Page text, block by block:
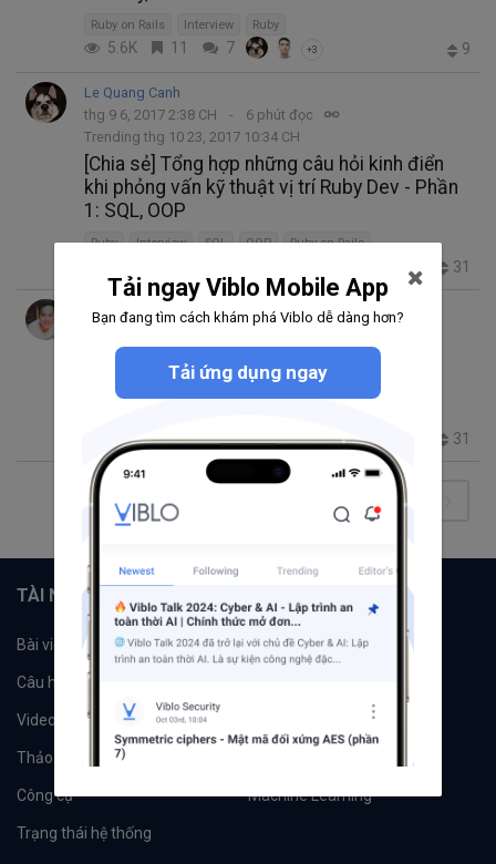
Ruby on Rails Interview Ruby
5.6K 11 7 +3 9
Le Quang Canh
thg 9 6, 2017 2:38 CH
6 phút đọc
Trending thg 10 23, 2017 10:34 CH
[Chia sẻ] Tổng hợp những câu hỏi kinh điển
khi phỏng vấn kỹ thuật vị trí Ruby Dev - Phần
1: SQL, OOP
Ruby Interview SQL OOP Ruby on Rails
31
Nguyen Tan Duc
Trending thg 8 23, 2017 7:50 CH
Phỏng vấn Ruby on Rails Developer
5.6K 46 4 +2 31
1 5
TÀI NGUYÊN
Bài viết Tổ chức
Câu hỏi
Videos
Thảo luận
Công cụ Machine Learning
Trạng thái hệ thống
Tải ngay Viblo Mobile App
Bạn đang tìm cách khám phá Viblo dễ dàng hơn?
Tải ứng dụng ngay